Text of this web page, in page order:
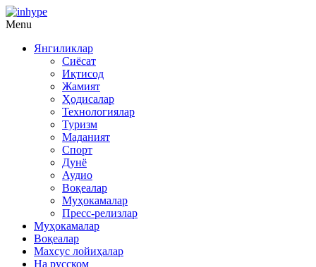
Menu
Янгиликлар
Сиёсат
Иқтисод
Жамият
Ҳодисалар
Технологиялар
Туризм
Маданият
Спорт
Дунё
Аудио
Воқеалар
Муҳокамалар
Пресс-релизлар
Муҳокамалар
Воқеалар
Махсус лойиҳалар
На русском